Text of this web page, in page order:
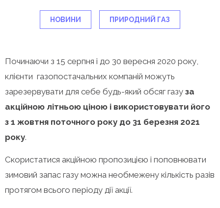
НОВИНИ ПРИРОДНИЙ ГАЗ
Починаючи з 15 серпня і до 30 вересня 2020 року,
клієнти газопостачальних компаній можуть
зарезервувати для себе будь-який обсяг газу за
акційною літньою ціною і використовувати його
з 1 жовтня поточного року до 31 березня 2021
року.
Скористатися акційною пропозицією і поповнювати
зимовий запас газу можна необмежену кількість разів
протягом всього періоду дії акції.